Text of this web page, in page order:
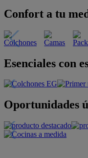
Confort a tu
Esenciales con
Oportunidades